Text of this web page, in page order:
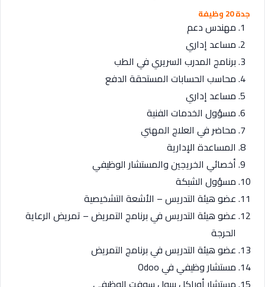
جدة 20 وظيفة
مهندس دعم
مساعد إداري
برنامج المدرب السريري في الطب
محاسب الحسابات المستحقة الدفع
مساعد إداري
مسؤول الخدمات الفنية
محاضر في العلاج المهني
المساعدة الإدارية
أخصائي الخريجين والمستشار الوظيفي
مسؤول الشبكة
عضو هيئة التدريس – الأشعة التشخيصية
عضو هيئة التدريس في برنامج التمريض – تمريض الرعاية
الحرجة
عضو هيئة التدريس في برنامج التمريض
مستشار وظيفي في Odoo